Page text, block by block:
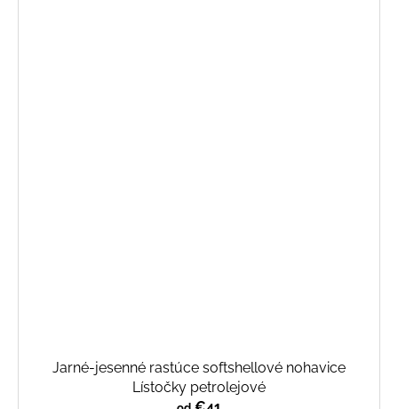
Jarné-jesenné rastúce softshellové nohavice
Lístočky petrolejové